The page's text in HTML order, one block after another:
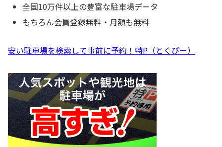
全国10万件以上の豊富な駐車場データ
もちろん会員登録無料・月額も無料
安い駐車場を検索して事前に予約！特P（とくぴー）